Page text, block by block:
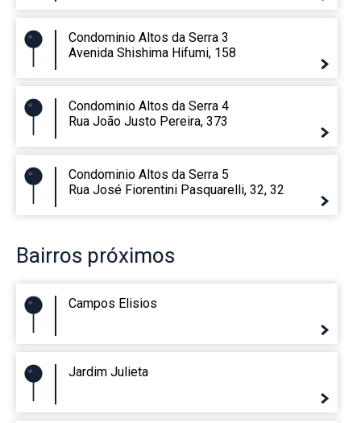
Condominio Altos da Serra 3
Avenida Shishima Hifumi, 158
Condominio Altos da Serra 4
Rua João Justo Pereira, 373
Condominio Altos da Serra 5
Rua José Fiorentini Pasquarelli, 32, 32
Bairros próximos
Campos Elisios
Jardim Julieta